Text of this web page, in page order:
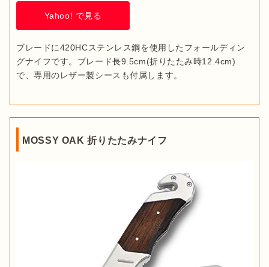
Yahoo! で見る
ブレードに420HCステンレス鋼を使用したフォールディン
グナイフです。ブレード長9.5cm(折りたたみ時12.4cm)
で、専用のレザー製シースも付属します。
MOSSY OAK 折りたたみナイフ